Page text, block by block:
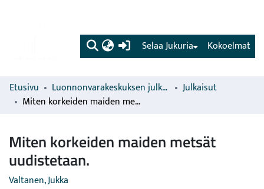
(current) Kokoelmat
Selaa Jukuria
Etusivu Luonnonvarakeskuksen julkaisut
Julkaisut
Miten korkeiden maiden metsät uudistetaan.
Miten korkeiden maiden metsät
uudistetaan.
Valtanen, Jukka